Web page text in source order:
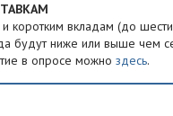
и коротким вкладам (до
будут ниже или выше чем
в опросе можно здесь.